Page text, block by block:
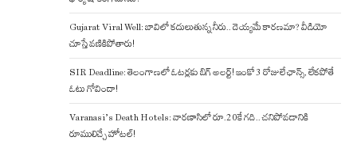
Gujarat Viral Well: బావిలో కదులుతున్న నీరు.. దెయ్యమే కారణమా? వీడియో
చూస్తే వణికిపోతారు!
SIR Deadline: తెలంగాణలో ఓటర్లకు బిగ్ అలర్ట్! ఇంకో 3 రోజులే ఛాన్స్, లేకపోతే
ఓటు గోవిందా!
Varanasi’s Death Hotels: వారణాసిలో రూ.20కే గది.. చనిపోవడానికి
రూములిచ్చే హోటల్!